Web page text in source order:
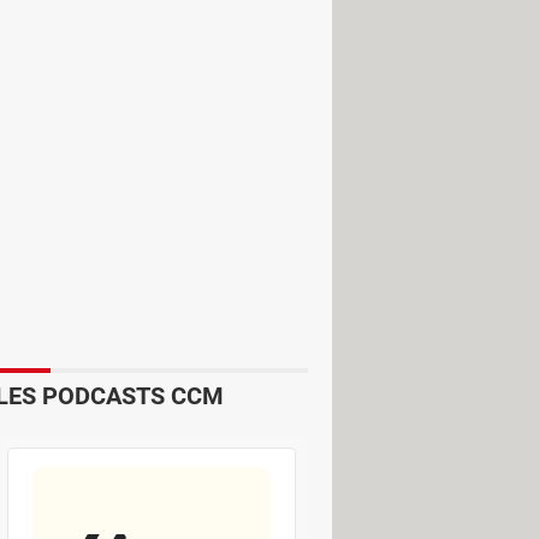
PODCASTS CCM